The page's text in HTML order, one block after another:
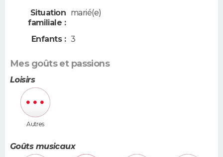
Situation
familiale :
marié(e)
Enfants : 3
Mes goûts et passions
Loisirs
Autres
Goûts musicaux